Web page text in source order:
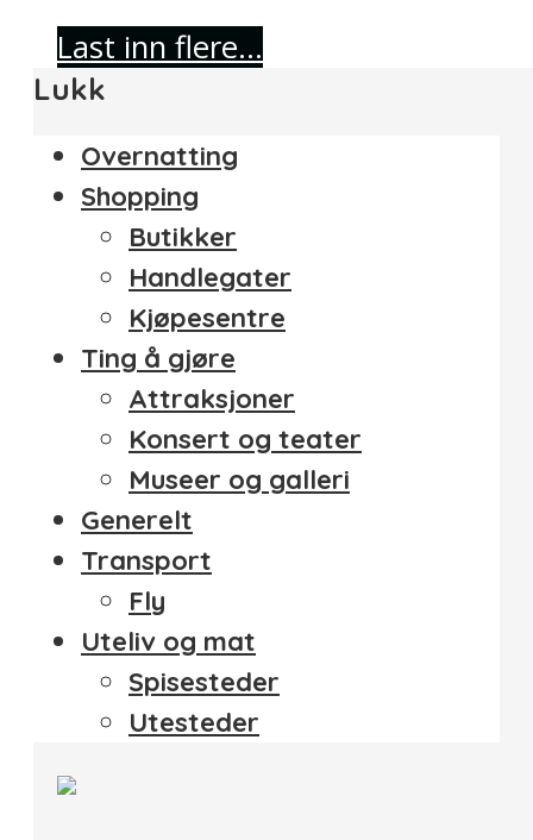
Last inn flere...
Lukk
Overnatting
Shopping
Butikker
Handlegater
Kjøpesentre
Ting å gjøre
Attraksjoner
Konsert og teater
Museer og galleri
Generelt
Transport
Fly
Uteliv og mat
Spisesteder
Utesteder